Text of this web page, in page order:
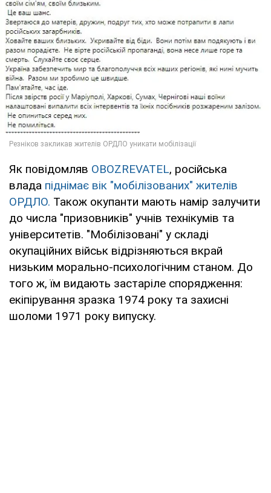
Як повідомляв OBOZREVATEL, російська
влада піднімає вік "мобілізованих" жителів
ОРДЛО. Також окупанти мають намір залучити
до числа "призовників" учнів технікумів та
університетів. "Мобілізовані" у складі
окупаційних військ відрізняються вкрай
низьким морально-психологічним станом. До
того ж, їм видають застаріле спорядження:
екіпірування зразка 1974 року та захисні
шоломи 1971 року випуску.